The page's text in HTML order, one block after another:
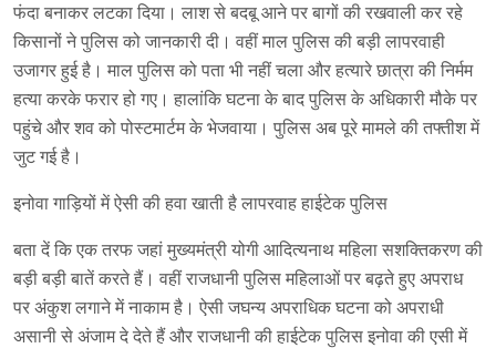
फंदा बनाकर लटका दिया। लाश से बदबू आने पर बागों की रखवाली कर रहे
किसानों ने पुलिस को जानकारी दी। वहीं माल पुलिस की बड़ी लापरवाही
उजागर हुई है। माल पुलिस को पता भी नहीं चला और हत्यारे छात्रा की निर्मम
हत्या करके फरार हो गए। हालांकि घटना के बाद पुलिस के अधिकारी मौके पर
पहुंचे और शव को पोस्टमार्टम के भेजवाया। पुलिस अब पूरे मामले की तफ्तीश में
जुट गई है।
इनोवा गाड़ियों में ऐसी की हवा खाती है लापरवाह हाईटेक पुलिस
बता दें कि एक तरफ जहां मुख्यमंत्री योगी आदित्यनाथ महिला सशक्तिकरण की
बड़ी बड़ी बातें करते हैं। वहीं राजधानी पुलिस महिलाओं पर बढ़ते हुए अपराध
पर अंकुश लगाने में नाकाम है। ऐसी जघन्य अपराधिक घटना को अपराधी
असानी से अंजाम दे देते हैं और राजधानी की हाईटेक पुलिस इनोवा की एसी में